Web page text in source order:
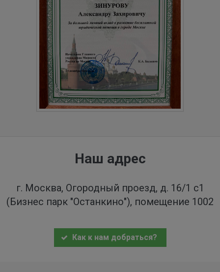
Наш адрес
г. Москва, Огородный проезд, д. 16/1 с1
(Бизнес парк "Останкино"), помещение 1002
Как к нам добраться?